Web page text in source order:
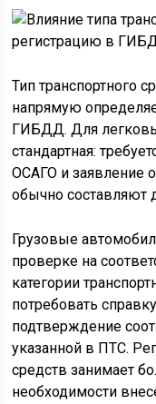
Тип транспортного
напрямую
ГИБДД. Для
стандартная:
ОСАГО и заявление
обычно составляют
Грузовые
проверке на
категории
потребовать
подтверждение
указанной в ПТС.
средств занимает
необходимости